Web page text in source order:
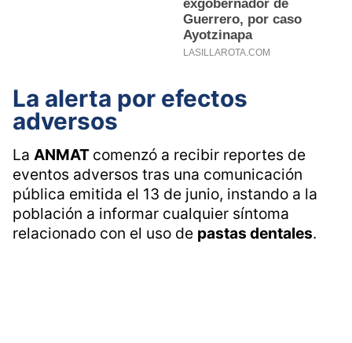
La alerta por efectos
adversos
La ANMAT comenzó a recibir reportes de
eventos adversos tras una comunicación
pública emitida el 13 de junio, instando a la
población a informar cualquier síntoma
relacionado con el uso de pastas dentales.